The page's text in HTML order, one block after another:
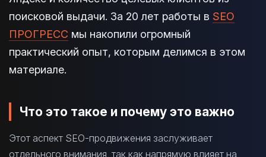
поисковой выдачи. За 20 лет работы в SEO
ПРОГРЕСС мы накопили огромный
практический опыт, которым делимся в этом
материале.
Что это такое и почему это важно
Этот аспект SEO-продвижения заслуживает
отдельного внимания, так как напрямую влияет на